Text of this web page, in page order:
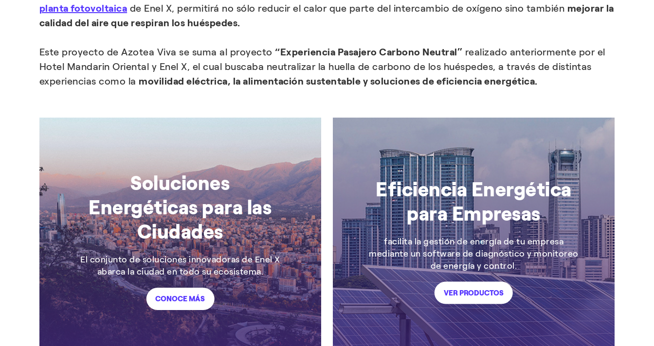
planta fotovoltaica de Enel X, permitirá no sólo reducir el calor que parte del intercambio de oxígeno sino también mejorar la
calidad del aire que respiran los huéspedes.
Este proyecto de Azotea Viva se suma al proyecto“Experiencia Pasajero Carbono Neutral” realizado anteriormente por el
Hotel Mandarin Oriental y Enel X, el cual buscaba neutralizar la huella de carbono de los huéspedes, a través de distintas
experiencias como la movilidad eléctrica, la alimentación sustentable y soluciones de eficiencia energética.
Soluciones
Energéticas para las
Ciudades
El conjunto de soluciones innovadoras de Enel X
abarca la ciudad en todo su ecosistema.
CONOCE MÁS
Eficiencia Energética
para Empresas
facilita la gestión de energía de tu empresa
mediante un software de diagnóstico y monitoreo
de energía y control.
VER PRODUCTOS